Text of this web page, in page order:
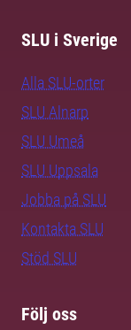
SLU i Sverige
Alla SLU-orter
SLU Alnarp
SLU Umeå
SLU Uppsala
Jobba på SLU
Kontakta SLU
Stöd SLU
Följ oss